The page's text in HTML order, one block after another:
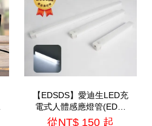
【EDSDS】愛迪生LED充
電式人體感應燈管(EDS-
G5020 / EDS-G3020 /
從NT$ 150 起